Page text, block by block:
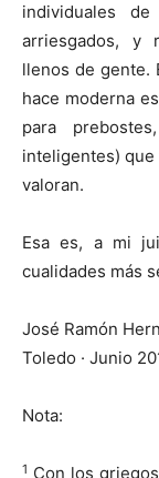
individuales
arriesgados, y
llenos de gente.
hace moderna
para
inteligentes) que
valoran.
Esa es, a mi
cualidades más
José Ramón
Toledo · Junio
Nota:
1 Con los